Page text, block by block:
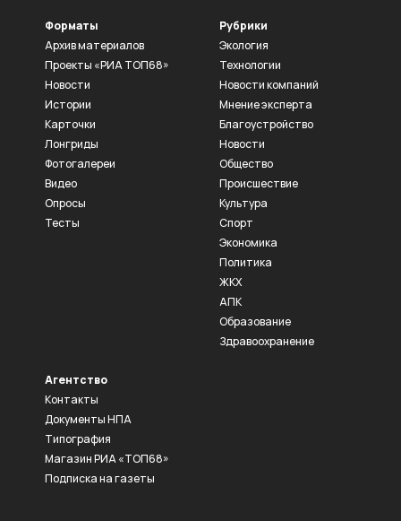
Форматы
Архив материалов
Проекты «РИА ТОП68»
Новости
Истории
Карточки
Лонгриды
Фотогалереи
Видео
Опросы
Тесты
Рубрики
Экология
Технологии
Новости компаний
Мнение эксперта
Благоустройство
Новости
Общество
Происшествие
Культура
Спорт
Экономика
Политика
ЖКХ
АПК
Образование
Здравоохранение
Агентство
Контакты
Документы НПА
Типография
Магазин РИА «ТОП68»
Подписка на газеты